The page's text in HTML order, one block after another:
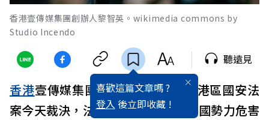
香港壹傳媒集團創辦人黎智英。wikimedia commons by
Studio Incendo
喜歡這篇文章嗎 ?
登入 後立即收藏 !
聽遠見
香港壹傳媒集團創辦人黎智英
觸犯港區國安法
案今天裁決，法官裁定他2項勾結外國勢力危害